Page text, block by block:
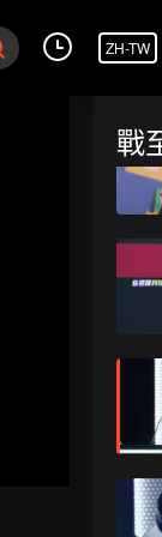
ZH-TW
戰